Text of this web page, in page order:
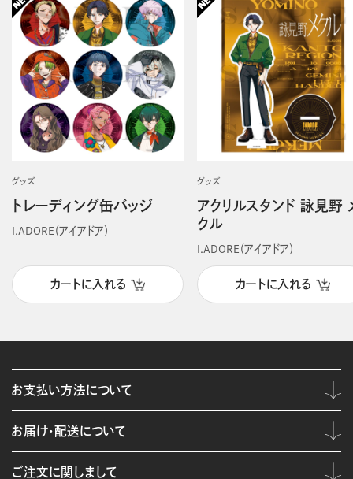
グッズ
トレーディング缶バッジ
I.ADORE（アイアドア）
カートに入れる
グッズ
アクリルスタンド 詠見野
クル
I.ADORE（アイアドア）
カートに入れる
お支払い方法について
お届け・配送について
ご注文に関しまして